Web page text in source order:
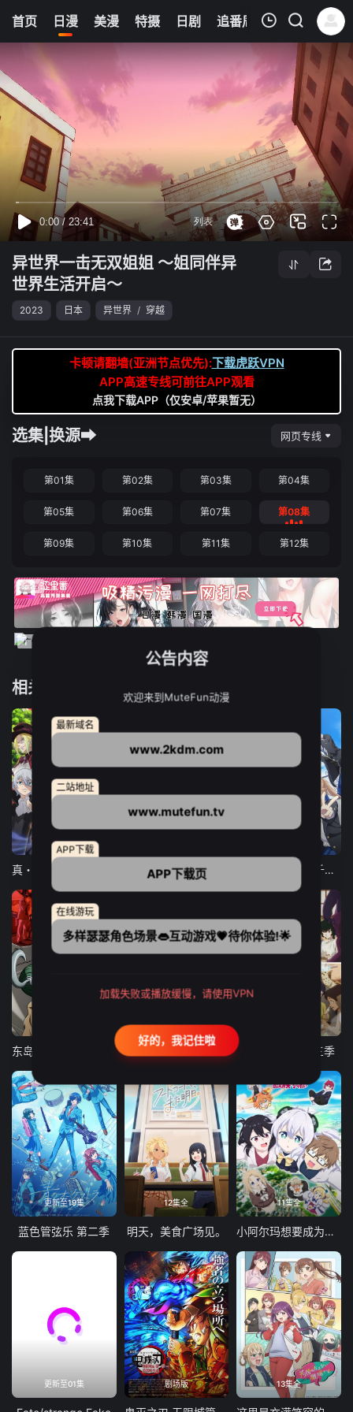
首页 日漫 美漫 特摄 日剧 追番周表 今日更新
0
我的观影记录
第08集
异世界一击无双姐姐 ～姐同伴异世界生活开启～
异世界一击无双姐姐 ～姐同伴异
世界生活开启～
2023 日本 异世界 / 穿越
卡顿请翻墙(亚洲节点优先):下载虎跃VPN
APP高速专线可前往APP观看
点我下载APP（仅安卓/苹果暂无）
选集|换源➡ 网页专线
第01集 第02集 第03集 第04集
第05集 第06集 第07集 第08集
第09集 第10集 第11集 第12集
相关推荐
12集全
东京猫猫 NEW～♡ 弹珠汽水瓶里的千岁同学
古诺希亚 致不灭的你 第三季
更新至19集
蓝色管弦乐 第二季
12集全
明天，美食广场见。
11集全
小阿尔玛想要成为家人
更新至01集 剧场版 13集全
公告内容
欢迎来到MuteFun动漫
最新域名
www.2kdm.com
二站地址
www.mutefun.tv
APP下载
APP下载页
在线游玩
多样瑟瑟角色场景👄互动游戏💗待你体验!🌟
加载失败或播放缓慢，请使用VPN
好的，我记住啦